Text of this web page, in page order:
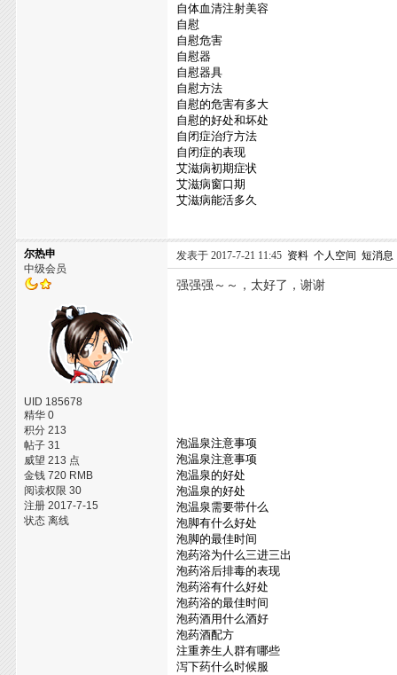
自体血清注射美容
自慰
自慰危害
自慰器
自慰器具
自慰方法
自慰的危害有多大
自慰的好处和坏处
自闭症治疗方法
自闭症的表现
艾滋病初期症状
艾滋病窗口期
艾滋病能活多久
尔热申
中级会员
UID 185678
精华 0
积分 213
帖子 31
威望 213 点
金钱 720 RMB
阅读权限 30
注册 2017-7-15
状态 离线
发表于 2017-7-21 11:45 资料 个人空间 短消息
强强强～～，太好了，谢谢
泡温泉注意事项
泡温泉注意事项
泡温泉的好处
泡温泉的好处
泡温泉需要带什么
泡脚有什么好处
泡脚的最佳时间
泡药浴为什么三进三出
泡药浴后排毒的表现
泡药浴有什么好处
泡药浴的最佳时间
泡药酒用什么酒好
泡药酒配方
注重养生人群有哪些
泻下药什么时候服